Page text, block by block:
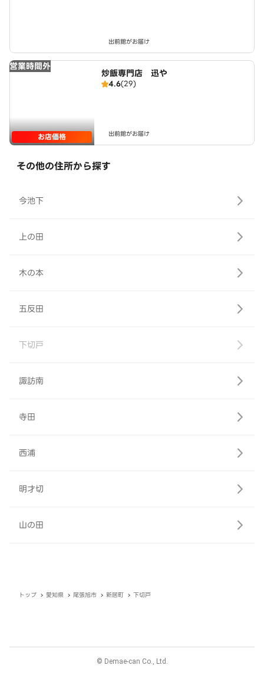
出前館がお届け
営業時間外
お店価格
炒飯専門店 迅や
4.6(29)
出前館がお届け
その他の住所から探す
今池下
上の田
木の本
五反田
下切戸
諏訪南
寺田
西浦
明才切
山の田
トップ 愛知県 尾張旭市 新居町 下切戸
© Demae-can Co., Ltd.